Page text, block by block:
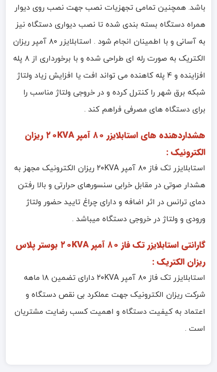
باشد. همچنین تمامی تجهزیات نصب جهت نصب روی دیوار
همراه دستگاه بسته بندی شده تا نصب دیواری دستگاه نیز
به آسانی و با اطمینان انجام شود . استابلایزر ۸۰ آمپر ریزان
الکتریک به صورت رله ای طراحی شده و با برخورداری از ۸ پله
افزاینده و ۴ پله کاهنده می تواند افت یا افزایش زیاد ولتاژ
شبکه برق شهر را کنترل کرده و در خروجی ولتاژ مناسب را
برای دستگاه های مصرفی فراهم کند .
هشداردهنده های استابلایزر ۸۰ آمپر ۲۰KVA ریزان
الکترونیک :
استابلایزر تک فاز ۸۰ آمپر ۲۰KVA ریزان الکترونیک مجهز به
هشدار صوتی در مقابل خرابی سنسورهای حرارتی و بالا رفتن
دمای ترانس در اثر اضافه و دارای چراغ تایید حضور ولتاژ
ورودی و ولتاژ در خروجی دستگاه میباشد .
گارانتی استابلایزر تک فاز ۸۰ آمپر ۲۰KVA بوستر پلاس
ریزان الکتریک :
استابلایزر تک فاز ۸۰ آمپر ۲۰KVA دارای تضمین ۱۸ ماهه
شرکت ریزان الکترونیک جهت عملکرد بی نقص دستگاه و
اعتماد به کیفیت دستگاه و اهمیت کسب رضایت مشتریان
است .